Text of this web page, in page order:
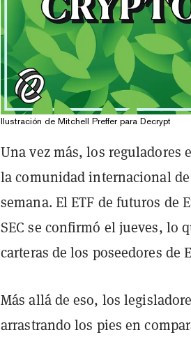
Ilustración de Mitchell Preffer para Decrypt
Una vez más, los reguladores
la comunidad internacional
semana. El ETF de futuros de
SEC se confirmó el jueves, lo
carteras de los poseedores de
Más allá de eso, los
arrastrando los pies en